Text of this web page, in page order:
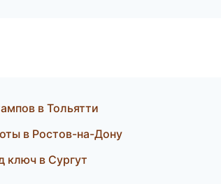
в Тольятти
в Ростов-на-Дону
ключ в Сургут